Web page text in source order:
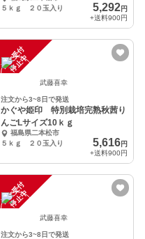
５ｋｇ ２０玉入り
5,292円
+送料900円
注
文
受
付
停
止
中
武藤喜幸
注文から3~8日で発送
かぐや姫印 特別栽培完熟秋茜り
んごLサイズ10ｋｇ
福島県二本松市
５ｋｇ ２０玉入り
5,616円
+送料900円
注
文
受
付
停
止
中
武藤喜幸
注文から3~8日で発送